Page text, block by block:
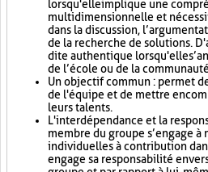
lorsqu'elle implique une
multidimensionnelle et
dans la discussion,
de la recherche de solutions.
dite authentique lorsqu'elle
de l’école ou de la
Un objectif commun : permet
de l'équipe et de mettre en
leurs talents.
L'interdépendance et la
membre du groupe s’engage à
individuelles à contribution
engage sa responsabilité